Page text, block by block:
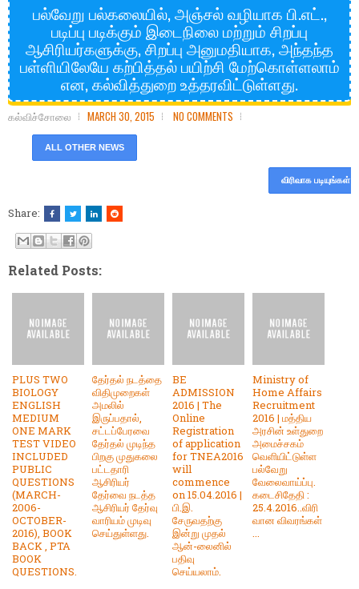
பல்வேறு பல்கலையில், அஞ்சல் வழியாக பி.எட்.,
படிப்பு படிக்கும் இடைநிலை மற்றும் சிறப்பு
ஆசிரியர்களுக்கு, சிறப்பு அனுமதியாக, அந்தந்த
பள்ளியிலேயே கற்பித்தல் பயிற்சி மேற்கொள்ளலாம்
என, கல்வித்துறை உத்தரவிட்டுள்ளது.
கல்விச்சோலை MARCH 30, 2015 NO COMMENTS
ALL OTHER NEWS
விரிவாக படியுங்கள்
Share:
Related Posts:
PLUS TWO
BIOLOGY
ENGLISH
MEDIUM
ONE MARK
TEST VIDEO
INCLUDED
PUBLIC
QUESTIONS
(MARCH-
2006-
OCTOBER-
2016), BOOK
BACK , PTA
BOOK
QUESTIONS.
தேர்தல் நடத்தை
விதிமுறைகள்
அமலில்
இருப்பதால்,
சட்டப்பேரவை
தேர்தல் முடிந்த
பிறகு முதுகலை
பட்டதாரி
ஆசிரியர்
தேர்வை நடத்த
ஆசிரியர் தேர்வு
வாரியம் முடிவு
செய்துள்ளது.
BE
ADMISSION
2016 | The
Online
Registration
of application
for TNEA2016
will
commence
on 15.04.2016 |
பி.இ.
சேருவதற்கு
இன்று முதல்
ஆன்-லைனில்
பதிவு
செய்யலாம்.
Ministry of
Home Affairs
Recruitment
2016 | மத்திய
அரசின் உள்துறை
அமைச்சகம்
வெளியிட்டுள்ள
பல்வேறு
வேலைவாய்ப்பு.
கடைசிதேதி :
25.4.2016..விரி
வான விவரங்கள்
...